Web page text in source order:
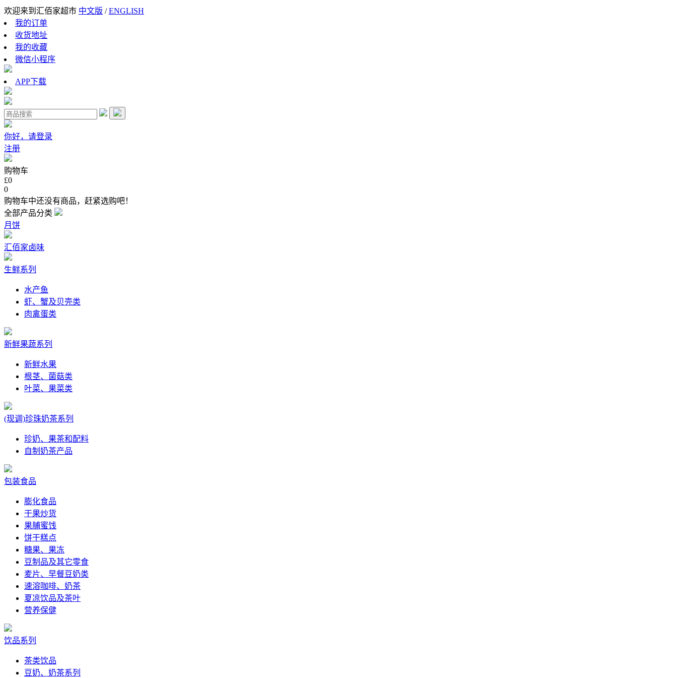
欢迎来到汇佰家超市 中文版 /ENGLISH
我的订单
收货地址
我的收藏
微信小程序
APP下载
你好，请登录
注册
购物车
£0
0
购物车中还没有商品，赶紧选购吧！
全部产品分类
月饼
汇佰家卤味
生鲜系列
水产鱼
虾、蟹及贝壳类
肉禽蛋类
新鲜果蔬系列
新鲜水果
根茎、菌菇类
叶菜、果菜类
(现调)珍珠奶茶系列
珍奶、果茶和配料
自制奶茶产品
包装食品
膨化食品
干果炒货
果脯蜜饯
饼干糕点
糖果、果冻
豆制品及其它零食
麦片、早餐豆奶类
速溶咖啡、奶茶
夏凉饮品及茶叶
营养保健
饮品系列
茶类饮品
豆奶、奶茶系列